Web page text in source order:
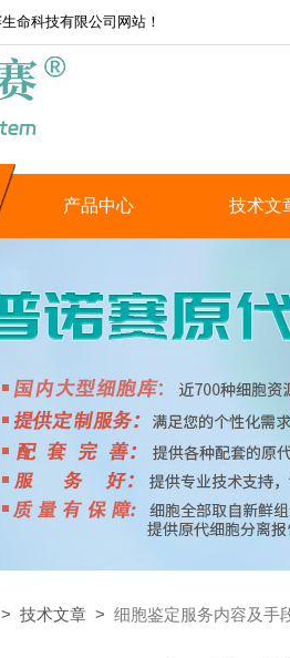
命科技有限公司网站！
产品中心 技术文
> 技术文章 > 细胞鉴定服务内容及手